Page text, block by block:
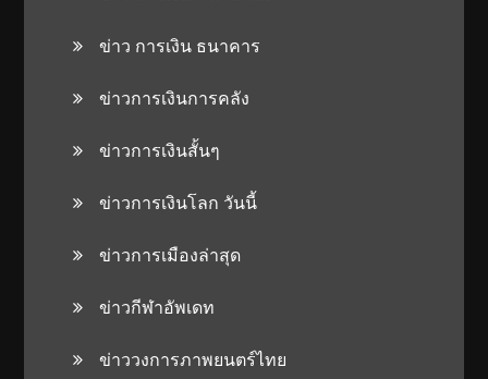
ข่าว การเงิน ธนาคาร
ข่าวการเงินการคลัง
ข่าวการเงินสั้นๆ
ข่าวการเงินโลก วันนี้
ข่าวการเมืองล่าสุด
ข่าวกีฬาอัพเดท
ข่าววงการภาพยนตร์ไทย